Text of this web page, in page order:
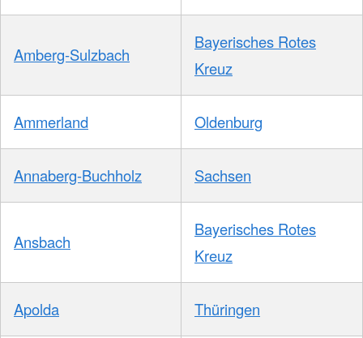
Amberg-Sulzbach
Bayerisches Rotes
Kreuz
Ammerland Oldenburg
Annaberg-Buchholz Sachsen
Ansbach
Bayerisches Rotes
Kreuz
Apolda Thüringen